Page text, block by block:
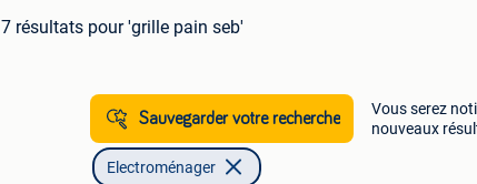
7 résultats pour 'grille pain seb'
Sauvegarder votre recherche
Vous serez
nouveaux
Electroménager